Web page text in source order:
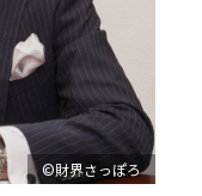
©財界さっぽろ